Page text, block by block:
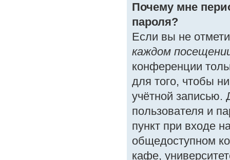
Почему мне
пароля?
Если вы не
каждом
конференции
для того, чтобы
учётной записью.
пользователя и
пункт при входе
общедоступном
кафе,